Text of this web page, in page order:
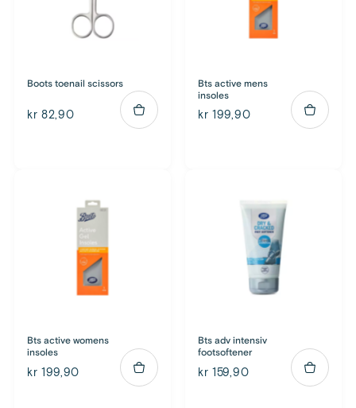
Boots toenail scissors
kr 82,90
Bts active mens
insoles
kr 199,90
Bts active womens
insoles
kr 199,90
Bts adv intensiv
footsoftener
kr 159,90